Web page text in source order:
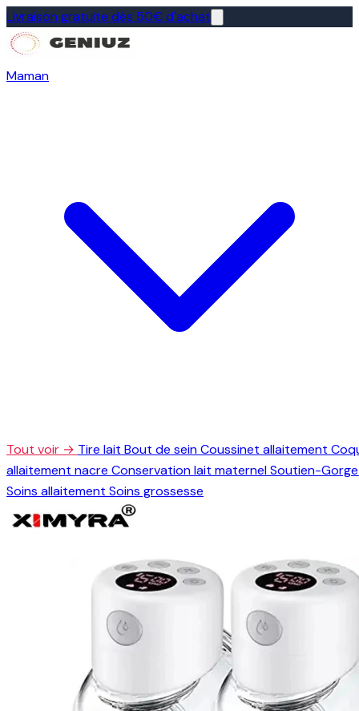
Livraison gratuite dès 50€ d'achat
Maman
Tout voir → Tire lait Bout de seinCoussinet allaitement
allaitement nacre Conservation lait maternelSoutien-
Soins allaitement Soins grossesse